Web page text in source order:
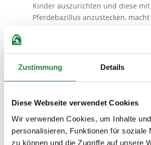
Zustimmung Details
Diese Webseite verwendet Cookies
Wir verwenden Cookies, um Inhalte
personalisieren, Funktionen für soziale
zu können und die Zugriffe auf unsere
Kinder auszurichten und diese
Pferdebazillus anzustecken,
ist für jedes Kind ein magischer
Kinder fahren nach einem
glücklich nach Hause und freuen
Wiedersehen”, sagt Andrea Jonas.
Vorschulkinder haben sich
Thema Pferd beschäftigt und